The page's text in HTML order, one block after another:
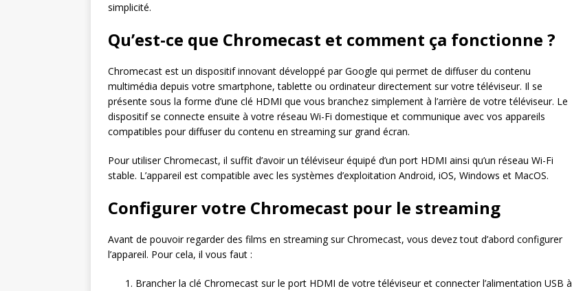
simplicité.
Qu’est-ce que Chromecast et comment ça fonctionne ?
Chromecast est un dispositif innovant développé par Google qui permet de diffuser du contenu
multimédia depuis votre smartphone, tablette ou ordinateur directement sur votre téléviseur. Il se
présente sous la forme d’une clé HDMI que vous branchez simplement à l’arrière de votre téléviseur. Le
dispositif se connecte ensuite à votre réseau Wi-Fi domestique et communique avec vos appareils
compatibles pour diffuser du contenu en streaming sur grand écran.
Pour utiliser Chromecast, il suffit d’avoir un téléviseur équipé d’un port HDMI ainsi qu’un réseau Wi-Fi
stable. L’appareil est compatible avec les systèmes d’exploitation Android, iOS, Windows et MacOS.
Configurer votre Chromecast pour le streaming
Avant de pouvoir regarder des films en streaming sur Chromecast, vous devez tout d’abord configurer
l’appareil. Pour cela, il vous faut :
Brancher la clé Chromecast sur le port HDMI de votre téléviseur et connecter l’alimentation USB à